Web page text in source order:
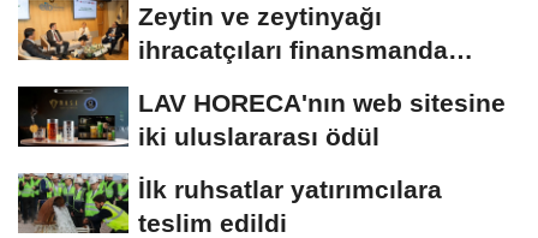
Zeytin ve zeytinyağı
ihracatçıları finansmanda
LAV HORECA'nın web sitesine
iki uluslararası ödül
İlk ruhsatlar yatırımcılara
teslim edildi